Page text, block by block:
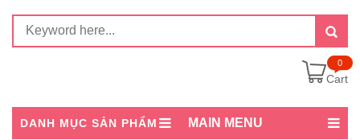
Cart
0
DANH MỤC SẢN PHẨM MAIN MENU